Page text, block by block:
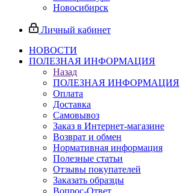
Новосибирск
Личный кабинет
НОВОСТИ
ПОЛЕЗНАЯ ИНФОРМАЦИЯ
Назад
ПОЛЕЗНАЯ ИНФОРМАЦИЯ
Оплата
Доставка
Самовывоз
Заказ в Интернет-магазине
Возврат и обмен
Нормативная информация
Полезные статьи
Отзывы покупателей
Заказать образцы
Вопрос-Ответ